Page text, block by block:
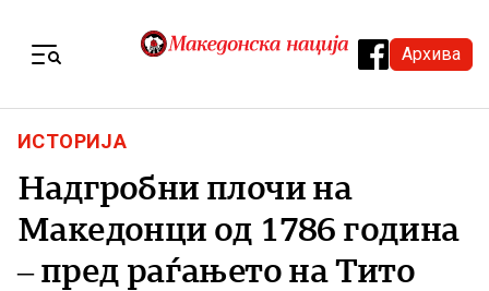
Архива
ИСТОРИЈА
Надгробни плочи на
Македонци од 1786 година
– пред раѓањето на Тито